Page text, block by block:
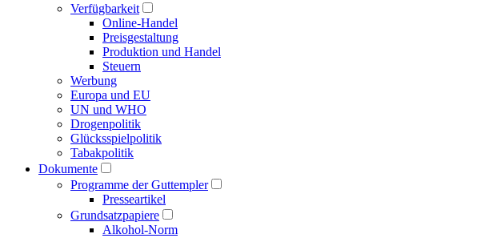
Verfügbarkeit
Online-Handel
Preisgestaltung
Produktion und Handel
Steuern
Werbung
Europa und EU
UN und WHO
Drogenpolitik
Glücksspielpolitik
Tabakpolitik
Dokumente
Programme der Guttempler
Presse­artikel
Grundsatzpapiere
Alkohol-Norm